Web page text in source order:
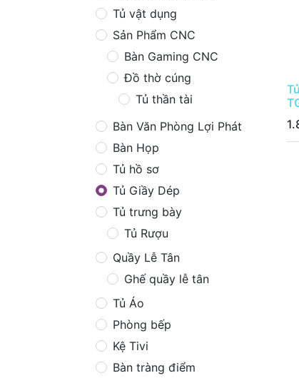
Tủ vật dụng
Sản Phẩm CNC
Bàn Gaming CNC
Đồ thờ cúng
Tủ thần tài
Bàn Văn Phòng Lợi Phát
Bàn Họp
Tủ hồ sơ
Tủ Giầy Dép
Tủ trưng bày
Tủ Rượu
Quầy Lễ Tân
Ghế quầy lễ tân
Tủ Áo
Phòng bếp
Kệ Tivi
Bàn tràng điểm